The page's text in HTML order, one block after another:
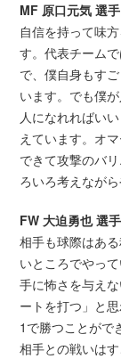
MF 原口元気 選
自信を持って味
す。代表チーム
で、僕自身もす
います。でも僕
人になれればい
えています。オ
できて攻撃のバ
ろいろ考えながら
FW 大迫勇也 選
相手も球際はあ
いところでやっ
手に怖さを与え
ートを打つ」と
1で勝つことがで
相手との戦いは